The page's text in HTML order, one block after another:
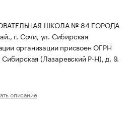
ШКОЛА № 84 ГОРОДА
г. Сочи, ул. Сибирская
организации присвоен ОГРН
(Лазаревский Р-Н), д. 9.
описание